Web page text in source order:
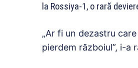
la Rossiya-1, o rară
„Ar fi un dezastru
pierdem războiul”, i-a